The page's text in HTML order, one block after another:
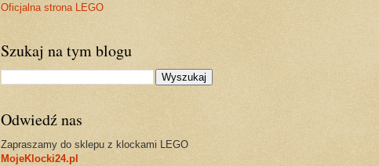
Oficjalna strona LEGO
Szukaj na tym blogu
Odwiedź nas
Zapraszamy do sklepu z klockami LEGO
MojeKlocki24.pl